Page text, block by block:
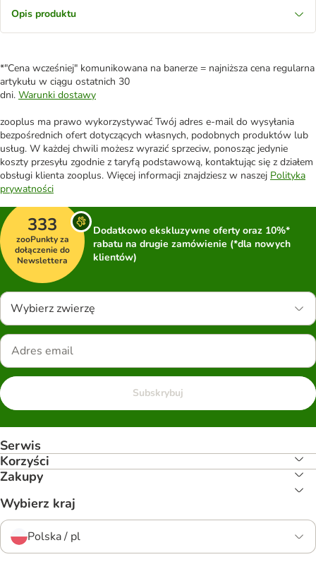
Opis produktu
*"Cena wcześniej" komunikowana na banerze = najniższa cena regularna
artykułu w ciągu ostatnich 30
dni. Warunki dostawy
zooplus ma prawo wykorzystywać Twój adres e-mail do wysyłania
bezpośrednich ofert dotyczących własnych, podobnych produktów lub
usług. W każdej chwili możesz wyrazić sprzeciw, ponosząc jedynie
koszty przesyłu zgodnie z taryfą podstawową, kontaktując się z działem
obsługi klienta zooplus. Więcej informacji znajdziesz w naszej Polityka
prywatności
333
zooPunkty za
dołączenie do
Newslettera
Dodatkowo ekskluzywne oferty oraz 10%*
rabatu na drugie zamówienie (*dla nowych
klientów)
Wybierz zwierzę
Subskrybuj
Serwis
Korzyści
Zakupy
Wybierz kraj
Polska / pl